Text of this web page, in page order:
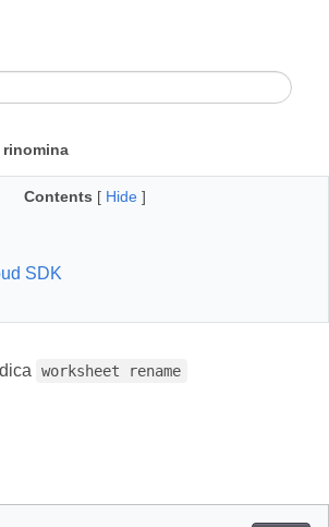
Contents [ Hide ]
SDK
worksheet rename